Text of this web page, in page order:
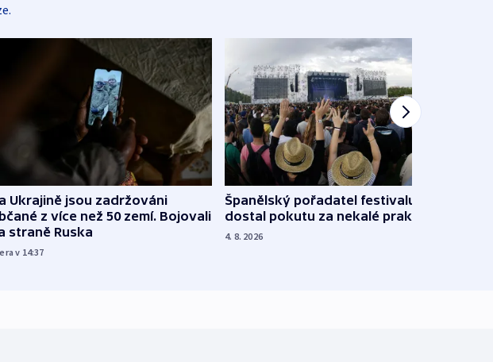
Ukrajině jsou zadržováni
z více než 50 zemí. Bojovali
straně Ruska
v 14:37
Španělský pořadatel festivalu
dostal pokutu za nekalé praktiky
4. 8. 2026